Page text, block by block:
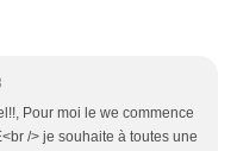
Pour moi le we commence
/> je souhaite à toutes une